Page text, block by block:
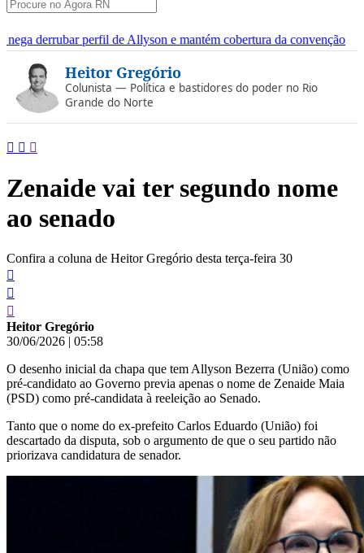
e mantém cobertura da convenção
Dupla de fugitivos
conteúdo
Heitor Gregório
Colunista — Política e bastidores do poder no Rio
Grande do Norte
Zenaide vai ter segundo nome
ao senado
Confira a coluna de Heitor Gregório desta terça-feira 30
Heitor Gregório
30/06/2026 | 05:58
O desenho inicial da chapa que tem Allyson Bezerra (União) como
pré-candidato ao Governo previa apenas o nome de Zenaide Maia
(PSD) como pré-candidata à reeleição ao Senado.
Tanto que o nome do ex-prefeito Carlos Eduardo (União) foi
descartado da disputa, sob o argumento de que o seu partido não
priorizava candidatura de senador.